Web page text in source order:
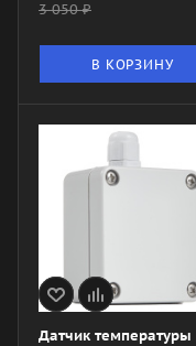
3 050₽
В КОРЗИНУ
Датчик температуры